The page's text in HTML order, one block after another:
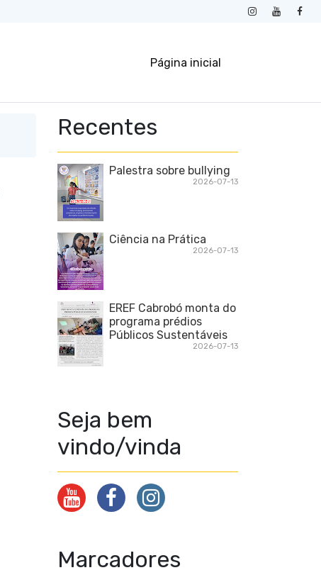
Página inicial
Recentes
Palestra sobre bullying
2026-07-13
Ciência na Prática
2026-07-13
EREF Cabrobó monta do
programa prédios
Públicos Sustentáveis
2026-07-13
Seja bem
vindo/vinda
Marcadores